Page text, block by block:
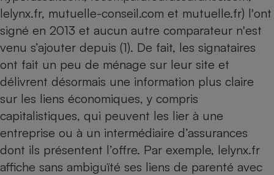
lelynx.fr, mutuelle-conseil.com et mutuelle.fr) l'ont
signé en 2013 et aucun autre comparateur n'est
venu s’ajouter depuis (1). De fait, les signataires
ont fait un peu de ménage sur leur site et
délivrent désormais une information plus claire
sur les liens économiques, y compris
capitalistiques, qui peuvent les lier à une
entreprise ou à un intermédiaire d’assurances
dont ils présentent l’offre. Par exemple, lelynx.fr
affiche sans ambiguïté ses liens de parenté avec